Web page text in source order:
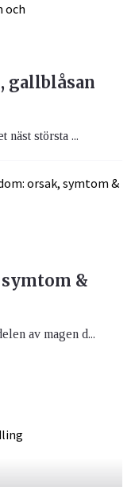
gallblåsan
näst största ...
&
av magen d...